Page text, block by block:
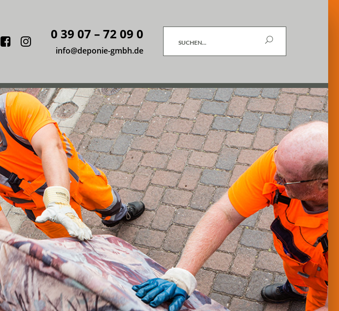
Facebook
Instagram
0 39 07 – 72 09 0
info@deponie-gmbh.de
Suchen